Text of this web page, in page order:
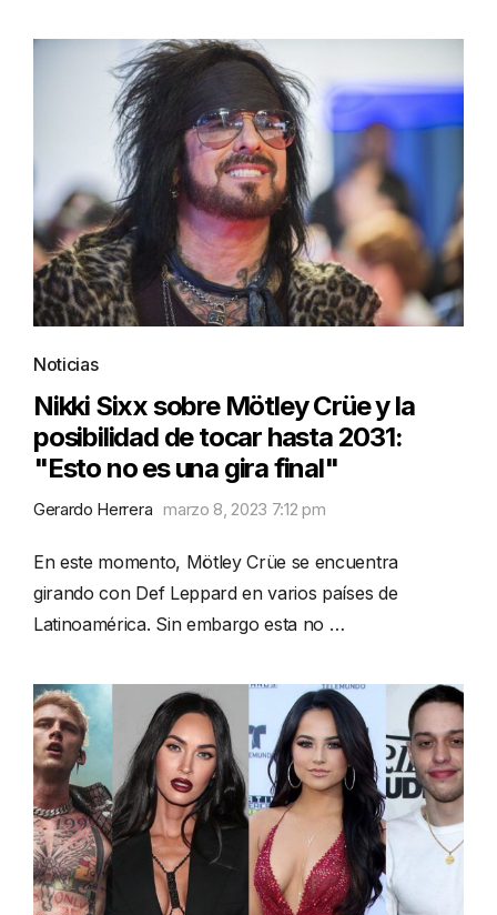
Noticias
Nikki Sixx sobre Mötley Crüe y la
posibilidad de tocar hasta 2031:
"Esto no es una gira final"
Gerardo Herrera marzo 8, 2023 7:12 pm
En este momento, Mötley Crüe se encuentra
girando con Def Leppard en varios países de
Latinoamérica. Sin embargo esta no …